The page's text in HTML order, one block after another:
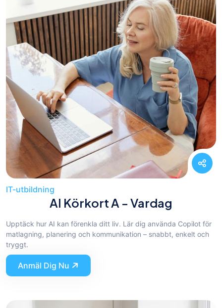
IT-utbildning
AI Körkort A - Vardag
Upptäck hur AI kan förenkla ditt liv. Lär dig använda Copilot för
matlagning, planering och kommunikation – snabbt, enkelt och
tryggt.
Anmäl Dig Nu